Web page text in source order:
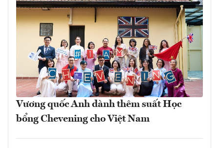
Vương quốc Anh dành thêm suất Học
bổng Chevening cho Việt Nam